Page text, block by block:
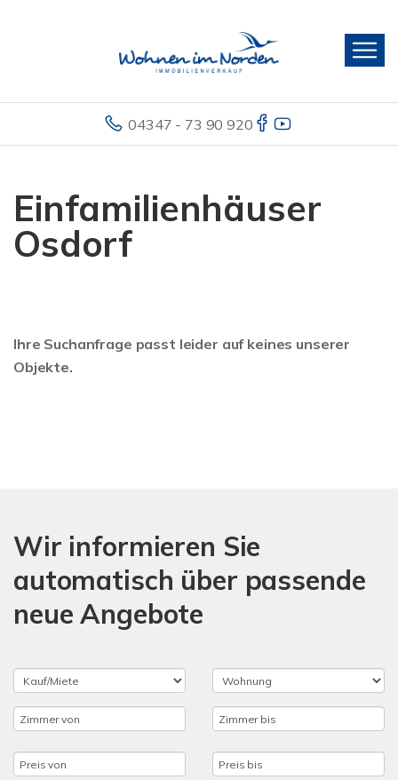
04347 - 73 90 920
Einfamilienhäuser
Osdorf
Ihre Suchanfrage passt leider auf keines unserer
Objekte.
Wir informieren Sie
automatisch über passende
neue Angebote